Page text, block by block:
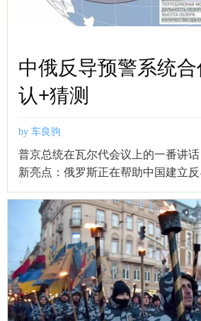
中俄反导预警系统
认+猜测
by 车良驹
普京总统在瓦尔代会议上的一番讲
新亮点：俄罗斯正在帮助中国建立反